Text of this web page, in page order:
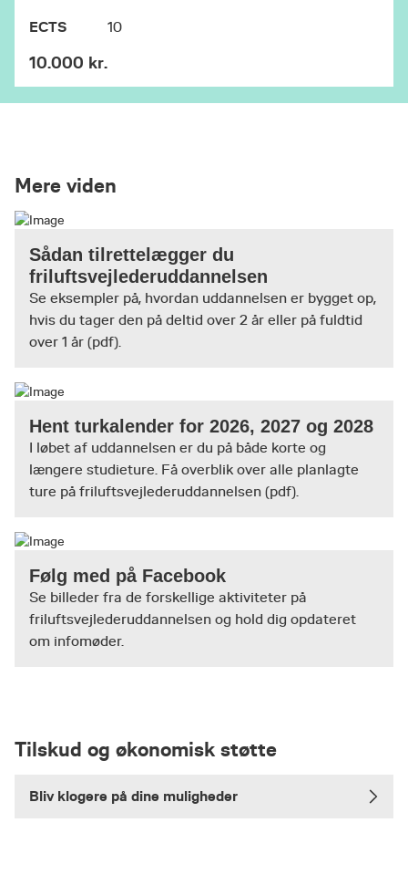
ECTS 10
10.000 kr.
Mere viden
Sådan tilrettelægger du
friluftsvejlederuddannelsen
Se eksempler på, hvordan uddannelsen er bygget op,
hvis du tager den på deltid over 2 år eller på fuldtid
over 1 år (pdf).
Hent turkalender for 2026, 2027 og 2028
I løbet af uddannelsen er du på både korte og
længere studieture. Få overblik over alle planlagte
ture på friluftsvejlederuddannelsen (pdf).
Følg med på Facebook
Se billeder fra de forskellige aktiviteter på
friluftsvejlederuddannelsen og hold dig opdateret
om infomøder.
Tilskud og økonomisk støtte
Bliv klogere på dine muligheder